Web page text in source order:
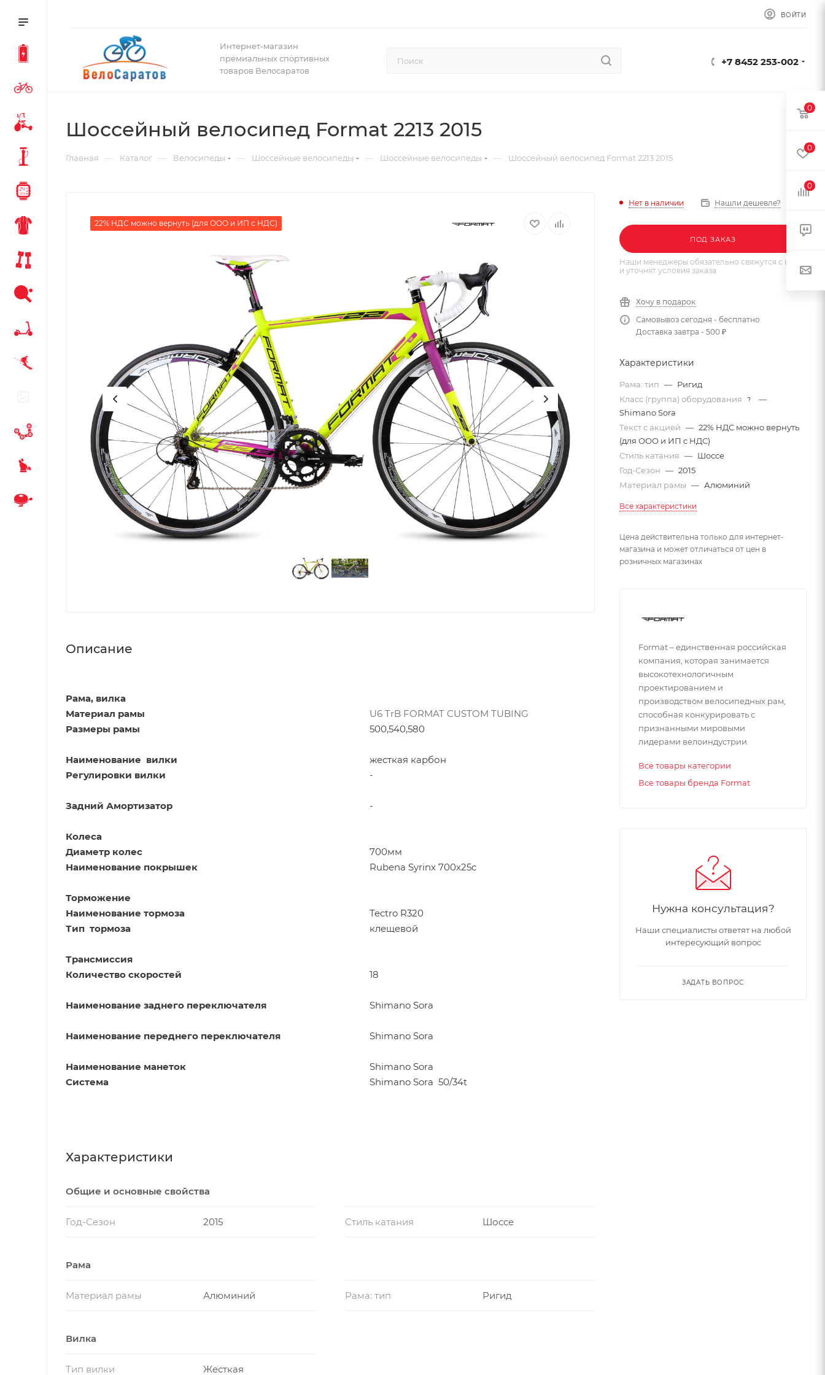
ВОЙТИ
Интернет-магазин
премиальных спортивных
товаров Велосаратов
+7 8452 253-002
Шоссейный велосипед Format 2213 2015
Главная — Каталог — Велосипеды — Шоссейные велосипеды — Шоссейные велосипеды — Шоссейный велосипед Format 2213 2015
22% НДС можно вернуть (для ООО и ИП с НДС)
Описание
Рама, вилка
Материал рамы
U6 TrB FORMAT CUSTOM TUBING
Размеры рамы
500,540,580
Наименование вилки
жесткая карбон
Регулировки вилки
-
Задний Амортизатор -
Колеса
Диаметр колес
700мм
Наименование покрышек
Rubena Syrinx 700x25c
Торможение
Наименование тормоза
Tectro R320
Тип тормоза
клещевой
Трансмиссия
Количество скоростей
18
Наименование заднего переключателя Shimano Sora
Наименование переднего переключателя Shimano Sora
Наименование манеток
Shimano Sora
Система
Shimano Sora 50/34t
Характеристики
Общие и основные свойства
Год-Сезон 2015 Стиль катания Шоссе
Рама
Материал рамы Алюминий Рама: тип Ригид
Вилка
Тип вилки Жесткая
Нет в наличии Нашли дешевле?
ПОД ЗАКАЗ
Наши менеджеры обязательно свяжутся с вами
и уточнят условия заказа
Хочу в подарок
Самовывоз сегодня - бесплатно
Доставка завтра - 500 ₽
Характеристики
Рама: тип — Ригид
Класс (группа) оборудования
?
—
Shimano Sora
Текст с акцией — 22% НДС можно вернуть
(для ООО и ИП с НДС)
Стиль катания — Шоссе
Год-Сезон — 2015
Материал рамы — Алюминий
Все характеристики
Цена действительна только для интернет-
магазина и может отличаться от цен в
розничных магазинах
Format – единственная российская
компания, которая занимается
высокотехнологичным
проектированием и
производством велосипедных рам,
способная конкурировать с
признанными мировыми
лидерами велоиндустрии.
Все товары категории
Все товары бренда Format
Нужна консультация?
Наши специалисты ответят на любой
интересующий вопрос
ЗАДАТЬ ВОПРОС
0
0
0